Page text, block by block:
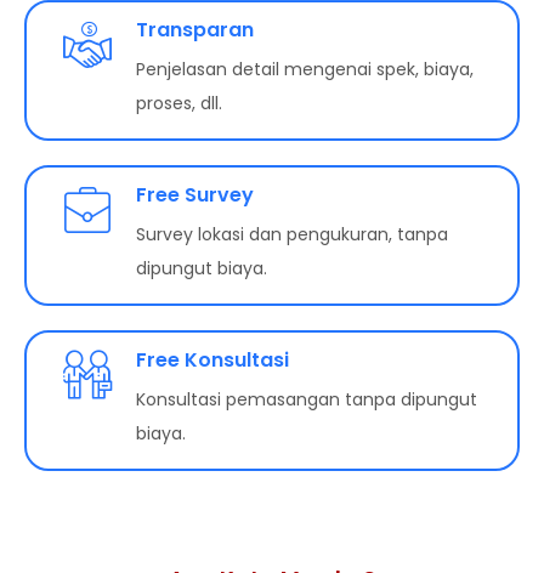
Transparan
Penjelasan detail mengenai spek, biaya,
proses, dll.
Free Survey
Survey lokasi dan pengukuran, tanpa
dipungut biaya.
Free Konsultasi
Konsultasi pemasangan tanpa dipungut
biaya.